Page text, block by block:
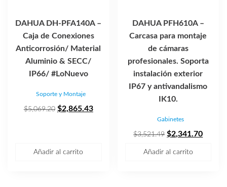
DAHUA DH-PFA140A –
Caja de Conexiones
Anticorrosión/ Material
Aluminio & SECC/
IP66/ #LoNuevo
Soporte y Montaje
$5,069.20 El
$2,865.43El
Añadir al carrito
DAHUA PFH610A –
Carcasa para montaje
de cámaras
profesionales. Soporta
instalación exterior
IP67 y antivandalismo
IK10.
Gabinetes
$3,521.49 El
$2,341.70El
Añadir al carrito